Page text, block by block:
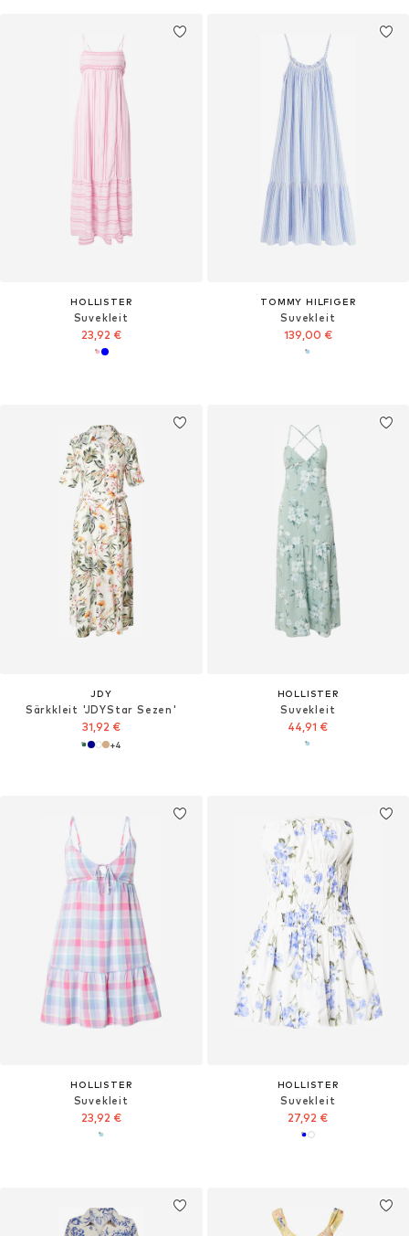
HOLLISTER
Suvekleit
23,92 €
TOMMY HILFIGER
Suvekleit
139,00 €
JDY
Särkkleit 'JDYStar Sezen'
31,92 €
+4
HOLLISTER
Suvekleit
44,91 €
HOLLISTER
Suvekleit
23,92 €
HOLLISTER
Suvekleit
27,92 €